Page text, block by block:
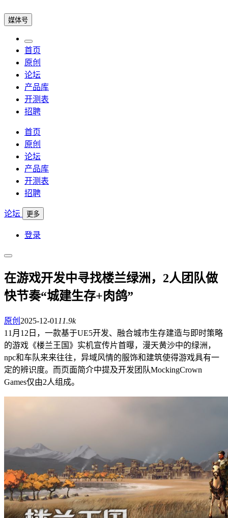
媒体号
首页
原创
论坛
产品库
开测表
招聘
首页
原创
论坛
产品库
开测表
招聘
论坛 更多
登录
在游戏开发中寻找楼兰绿洲，2人团队做
快节奏“城建生存+肉鸽”
原创 2025-12-01 11.9k
11月12日，一款基于UE5开发、融合城市生存建造与即时策略
的游戏《楼兰王国》实机宣传片首曝，漫天黄沙中的绿洲，
npc和车队来来往往，异域风情的服饰和建筑使得游戏具有一
定的辨识度。而页面简介中提及开发团队MockingCrown
Games仅由2人组成。